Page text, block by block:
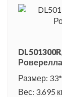
Размер:
Вес: 3.695